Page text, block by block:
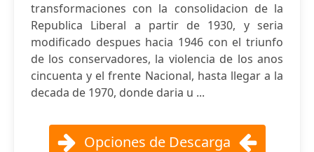
transformaciones con la consolidacion de la
Republica Liberal a partir de 1930, y seria
modificado despues hacia 1946 con el triunfo
de los conservadores, la violencia de los anos
cincuenta y el frente Nacional, hasta llegar a la
decada de 1970, donde daria u ...
Opciones de Descarga